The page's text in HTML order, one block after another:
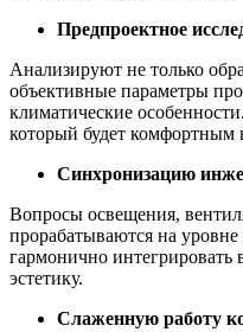
Предпроектное
Анализируют не только
объективные параметры
климатические
который будет комфортным
Синхронизацию
Вопросы освещения,
прорабатываются на
гармонично
эстетику.
Слаженную работу